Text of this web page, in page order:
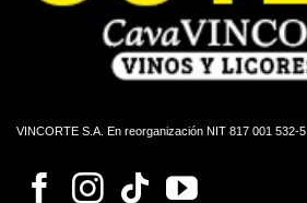
VINCORTE S.A. En reorganización NIT 817 001 532-5